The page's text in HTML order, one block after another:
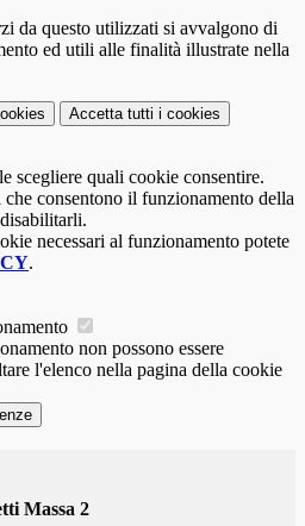
da questo utilizzati si avvalgono di
ed utili alle finalità illustrate nella
Accetta tutti i cookies
scegliere quali cookie consentire.
consentono il funzionamento della
necessari al funzionamento potete
.
non possono essere
l'elenco nella pagina della cookie
Massa 2